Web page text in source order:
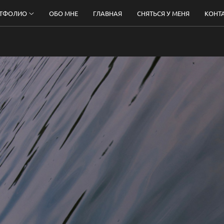
ОБО МНЕ ГЛАВНАЯ СНЯТЬСЯ У МЕНЯ